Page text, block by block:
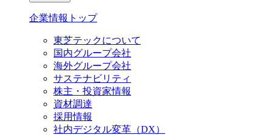
企業情報トップ
東芝テックについて
国内グループ会社
海外グループ会社
サステナビリティ
株主・投資家情報
資材調達
採用情報
社内デジタル変革（DX）